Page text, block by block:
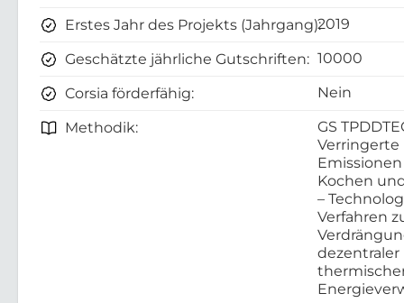
Erstes Jahr des Projekts (Jahrgang):2019
Geschätzte jährliche Gutschriften: 10000
Corsia förderfähig: Nein
Methodik:
GS
Verringerte
Kochen
–
Verfahren
dezentraler